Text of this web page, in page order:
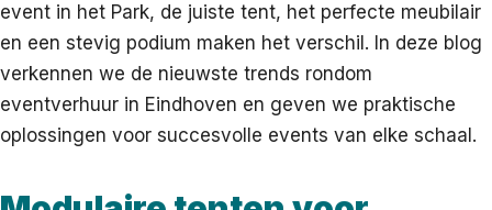
event in het Park, de juiste tent, het perfecte meubilair
en een stevig podium maken het verschil. In deze blog
verkennen we de nieuwste trends rondom
eventverhuur in Eindhoven en geven we praktische
oplossingen voor succesvolle events van elke schaal.